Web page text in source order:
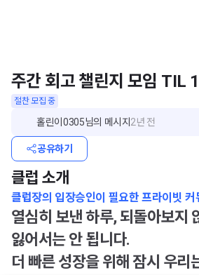
공유하기
주간 회고 챌린지 모임 TIL
절찬 모집 중
홀린이0305님의 메시지 2년 전
클럽 소개
클럽장의 입장승인이 필요한 프라이빗 커
열심히 보낸 하루, 되돌아보지
잃어서는 안 됩니다.
더 빠른 성장을 위해 잠시 우리